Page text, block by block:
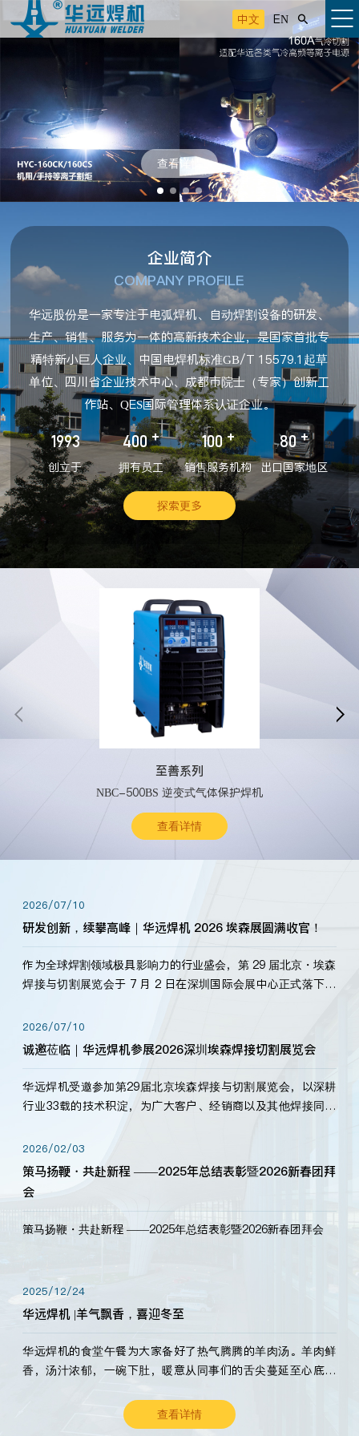
中文 EN 
查看详情
企业简介
COMPANY PROFILE
华远股份是一家专注于电弧焊机、自动焊割设备的研发、
生产、销售、服务为一体的高新技术企业，是国家首批专
精特新小巨人企业、中国电焊机标准GB/T 15579.1起草
单位、四川省企业技术中心、成都市院士（专家）创新工
作站、QES国际管理体系认证企业。
1993
创立于
400 +
拥有员工
100 +
销售服务机构
80 +
出口国家地区
探索更多
至善系列
NBC-500BS 逆变式气体保护焊机
查看详情
 
2026/07/10
研发创新，续攀高峰｜华远焊机 2026 埃森展圆满收官！
作为全球焊割领域极具影响力的行业盛会，第 29 届北京・埃森
焊接与切割展览会于 7 月 2 日在深圳国际会展中心正式落下帷
标准，持之以恒研发新产品、新技术。新老客户、行业伙伴、
海内外客户为目睹公司发布的新产…
2026/07/10
诚邀莅临｜华远焊机参展2026深圳埃森焊接切割展览会
华远焊机受邀参加第29届北京埃森焊接与切割展览会，以深耕
行业33载的技术积淀，为广大客户、经销商以及其他焊接同仁
2026/02/03
策马扬鞭・共赴新程 ——2025年总结表彰暨2026新春团拜
会
策马扬鞭・共赴新程 ——2025年总结表彰暨2026新春团拜会
2025/12/24
华远焊机 |羊气飘香，喜迎冬至
华远焊机的食堂午餐为大家备好了热气腾腾的羊肉汤。羊肉鲜
香，汤汁浓郁，一碗下肚，暖意从同事们的舌尖蔓延至心底。
查看详情